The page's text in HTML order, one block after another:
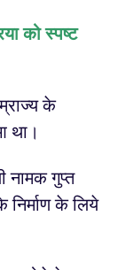
को स्पष्ट
के
था।
नामक गुप्त
के लिये